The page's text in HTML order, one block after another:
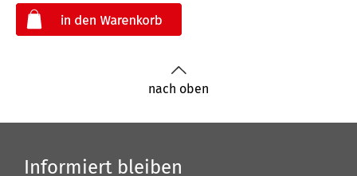
nach oben
Informiert bleiben